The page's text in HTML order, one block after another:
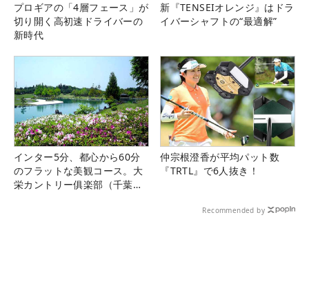
プロギアの「4層フェース」が
切り開く高初速ドライバーの
新時代
新『TENSEIオレンジ』はドラ
イバーシャフトの“最適解”
インター5分、都心から60分
のフラットな美観コース。大
栄カントリー俱楽部（千葉
仲宗根澄香が平均パット数
『TRTL』で6人抜き！
Recommended by